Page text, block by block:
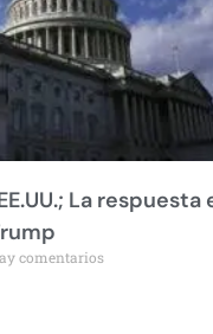
La respuesta
comentarios